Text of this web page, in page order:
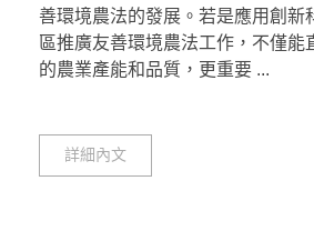
善環境農法的發展。若是應用創新
區推廣友善環境農法工作，不僅能
的農業產能和品質，更重要 ...
詳細內文